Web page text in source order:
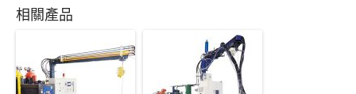
相關產品